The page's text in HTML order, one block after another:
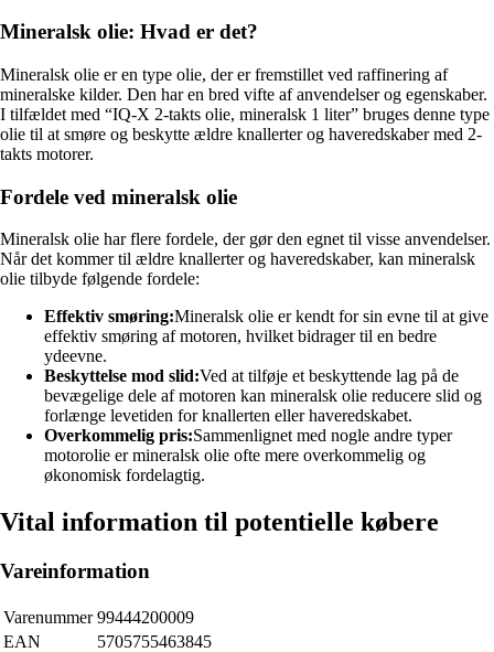
Mineralsk olie: Hvad er det?
Mineralsk olie er en type olie, der er fremstillet ved raffinering af
mineralske kilder. Den har en bred vifte af anvendelser og egenskaber.
I tilfældet med “IQ-X 2-takts olie, mineralsk 1 liter” bruges denne type
olie til at smøre og beskytte ældre knallerter og haveredskaber med 2-
takts motorer.
Fordele ved mineralsk olie
Mineralsk olie har flere fordele, der gør den egnet til visse anvendelser.
Når det kommer til ældre knallerter og haveredskaber, kan mineralsk
olie tilbyde følgende fordele:
Effektiv smøring:Mineralsk olie er kendt for sin evne til at give
effektiv smøring af motoren, hvilket bidrager til en bedre
ydeevne.
Beskyttelse mod slid:Ved at tilføje et beskyttende lag på de
bevægelige dele af motoren kan mineralsk olie reducere slid og
forlænge levetiden for knallerten eller haveredskabet.
Overkommelig pris:Sammenlignet med nogle andre typer
motorolie er mineralsk olie ofte mere overkommelig og
økonomisk fordelagtig.
Vital information til potentielle købere
Vareinformation
Varenummer 99444200009
EAN
5705755463845